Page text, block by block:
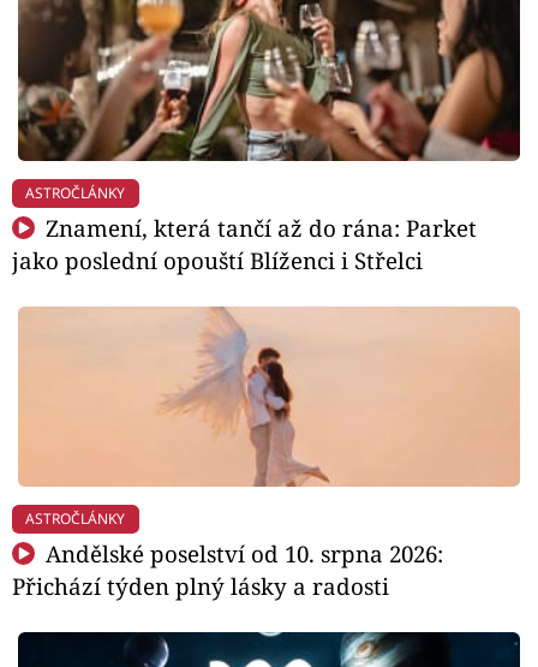
ASTROČLÁNKY
Znamení, která tančí až do rána: Parket
jako poslední opouští Blíženci i Střelci
ASTROČLÁNKY
Andělské poselství od 10. srpna 2026:
Přichází týden plný lásky a radosti